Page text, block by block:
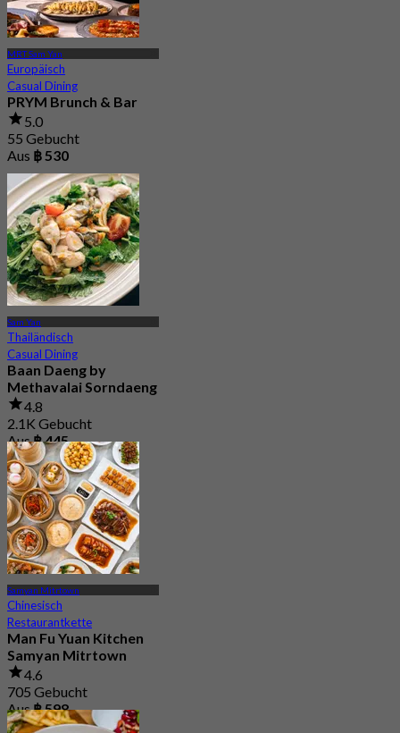
MRT Sam Yan
Europäisch
Casual Dining
PRYM Brunch & Bar
5.0
55 Gebucht
Aus ฿ 530
Sam Yan
Thailändisch
Casual Dining
Baan Daeng by
Methavalai Sorndaeng
4.8
2.1K Gebucht
Aus฿ 445
Samyan Mitrtown
Chinesisch
Restaurantkette
Man Fu Yuan Kitchen
Samyan Mitrtown
4.6
705 Gebucht
Aus฿ 598